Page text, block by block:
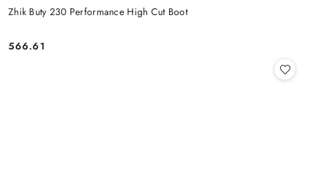
Zhik Buty 230 Performance High Cut Boot
Cena:
566.61